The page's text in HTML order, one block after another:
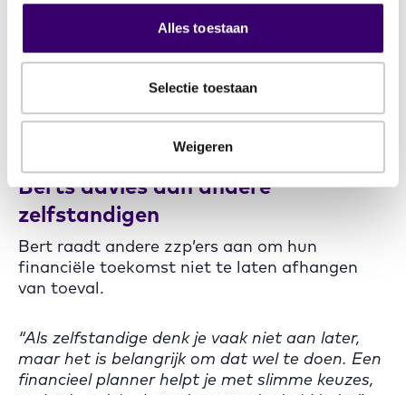
Alles toestaan
Selectie toestaan
Weigeren
stappen hij moet nemen om zijn financiële
“Ik voel me nu veel rustiger. Ik weet dat ik later
niet afhankelijk hoef te zijn van alleen de AOW
Berts advies aan andere
zelfstandigen
Bert raadt andere zzp’ers aan om hun
financiële toekomst niet te laten afhangen
van toeval.
“Als zelfstandige denk je vaak niet aan later,
maar het is belangrijk om dat wel te doen. Een
financieel planner helpt je met slimme keuzes,